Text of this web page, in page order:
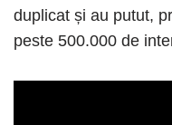
duplicat și au putut,
peste 500.000 de